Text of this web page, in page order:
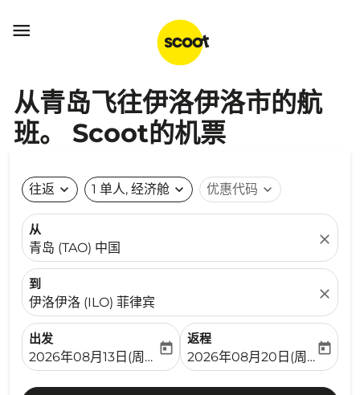

从青岛飞往伊洛伊洛市的航
班。 Scoot的机票
往返 expand_more 1 单人, 经济舱 expand_more 优惠代码 expand_more
从
青岛 (TAO) 中国
close
到
伊洛伊洛 (ILO) 菲律宾
close
出发
fc-booking-departure-date-aria-label
2026年08月13日(周四)
today
返程
fc-booking-return-date-
2026年08月20日(周四)
today